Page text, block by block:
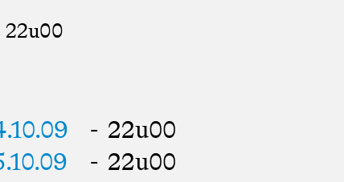
22u00
- 22u00
- 22u00